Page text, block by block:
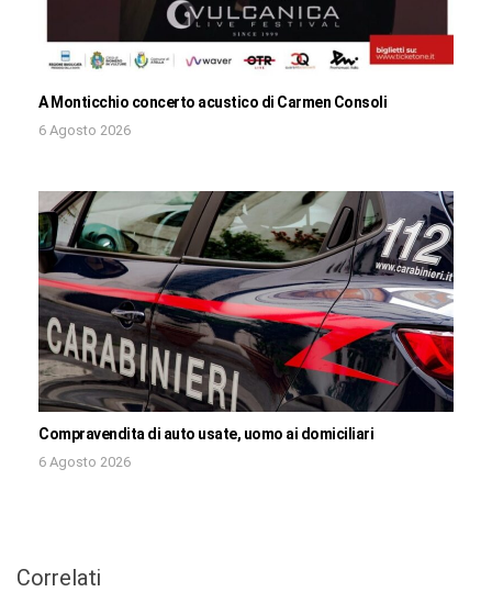
A Monticchio concerto acustico di Carmen Consoli
6 Agosto 2026
Compravendita di auto usate, uomo ai domiciliari
6 Agosto 2026
Correlati